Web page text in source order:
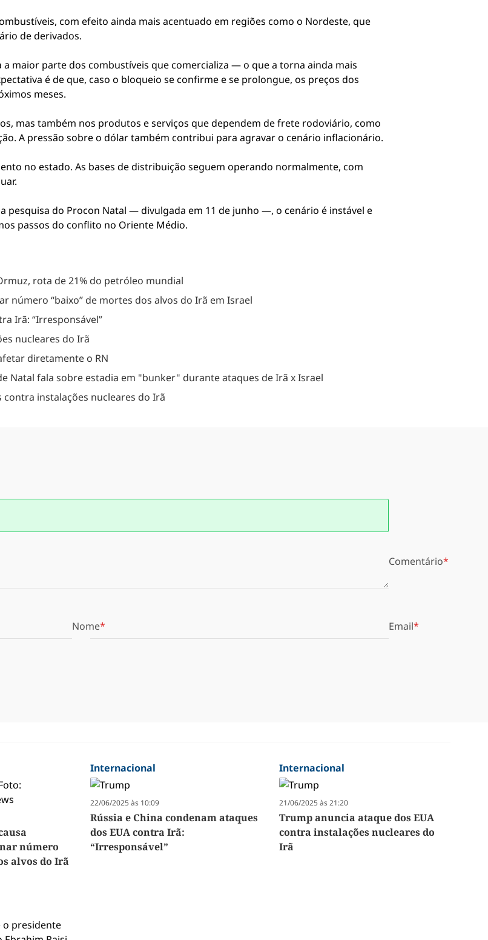
com efeito ainda mais acentuado em regiões como o Nordeste, que
de derivados.
maior parte dos combustíveis que comercializa — o que a torna ainda mais
é de que, caso o bloqueio se confirme e se prolongue, os preços dos
meses.
mas também nos produtos e serviços que dependem de frete rodoviário, como
A pressão sobre o dólar também contribui para agravar o cenário inflacionário.
no estado. As bases de distribuição seguem operando normalmente, com
pesquisa do Procon Natal — divulgada em 11 de junho —, o cenário é instável e
passos do conflito no Oriente Médio.
rota de 21% do petróleo mundial
número “baixo” de mortes dos alvos do Irã em Israel
Irã: “Irresponsável”
nucleares do Irã
diretamente o RN
Natal fala sobre estadia em "bunker" durante ataques de Irã x Israel
contra instalações nucleares do Irã
Comentário
Nome Email
número
alvos do Irã
Internacional
22/06/2025 às 10:09
Rússia e China condenam ataques
dos EUA contra Irã:
“Irresponsável”
Internacional
21/06/2025 às 21:20
Trump anuncia ataque dos EUA
contra instalações nucleares do
Irã